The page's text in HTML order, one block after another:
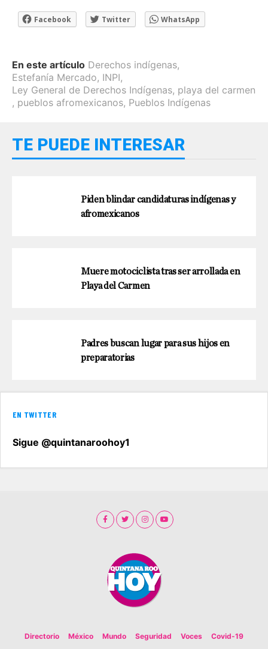
Facebook Twitter WhatsApp
En este artículo Derechos indígenas,
Estefanía Mercado, INPI,
Ley General de Derechos Indígenas, playa del carmen
, pueblos afromexicanos, Pueblos Indígenas
TE PUEDE INTERESAR
Piden blindar candidaturas indígenas y
afromexicanos
Muere motociclista tras ser arrollada en
Playa del Carmen
Padres buscan lugar para sus hijos en
preparatorias
EN TWITTER
Sigue @quintanaroohoy1
Directorio México Mundo Seguridad Voces Covid-19